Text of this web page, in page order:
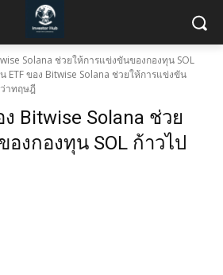
Solana ช่วยให้การแข่งขันของกองทุน SOL
ETF ของ Bitwise Solana ช่วยให้การแข่งขัน
าทฤษฎี
Bitwise Solana ช่วย
งกองทุน SOL ก้าวไป